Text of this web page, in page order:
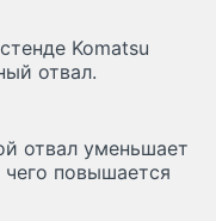
Komatsu
отвал.
отвал уменьшает
чего повышается